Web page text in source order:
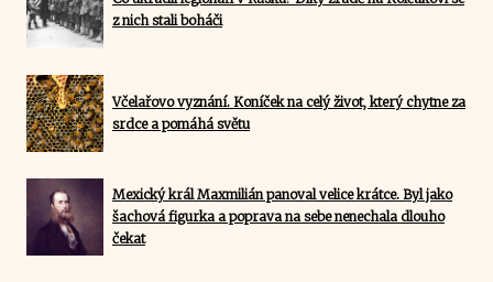
z nich stali boháči
Včelařovo vyznání. Koníček na celý život, který chytne za
srdce a pomáhá světu
Mexický král Maxmilián panoval velice krátce. Byl jako
šachová figurka a poprava na sebe nenechala dlouho
čekat